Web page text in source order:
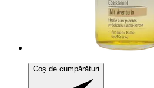
Coș de cumpărături